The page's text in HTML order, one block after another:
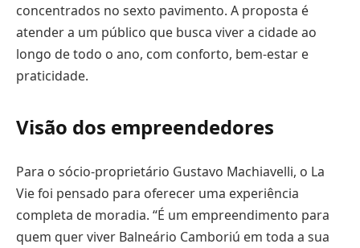
concentrados no sexto pavimento. A proposta é
atender a um público que busca viver a cidade ao
longo de todo o ano, com conforto, bem-estar e
praticidade.
Visão dos empreendedores
Para o sócio-proprietário Gustavo Machiavelli, o La
Vie foi pensado para oferecer uma experiência
completa de moradia. “É um empreendimento para
quem quer viver Balneário Camboriú em toda a sua